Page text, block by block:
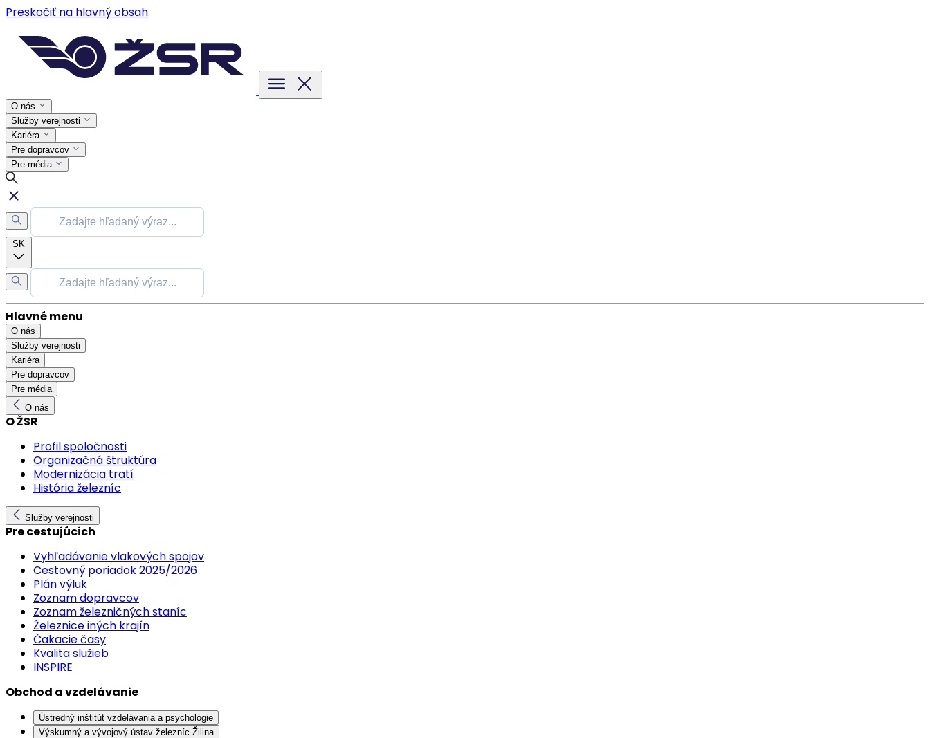
Preskočiť na hlavný obsah
O nás
Služby verejnosti
Kariéra
Pre dopravcov
Pre média
SK
Hlavné menu
O nás
Služby verejnosti
Kariéra
Pre dopravcov
Pre média
O nás
O ŽSR
Profil spoločnosti
Organizačná štruktúra
Modernizácia tratí
História železníc
Služby verejnosti
Pre cestujúcich
Vyhľadávanie vlakových spojov
Cestovný poriadok 2025/2026
Plán výluk
Zoznam dopravcov
Zoznam železničných staníc
Železnice iných krajín
Čakacie časy
Kvalita služieb
INSPIRE
Obchod a vzdelávanie
Ústredný inštitút vzdelávania a psychológie
Výskumný a vývojový ústav železníc Žilina